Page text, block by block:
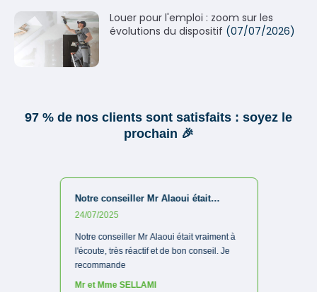
Louer pour l'emploi : zoom sur les
évolutions du dispositif (07/07/2026)